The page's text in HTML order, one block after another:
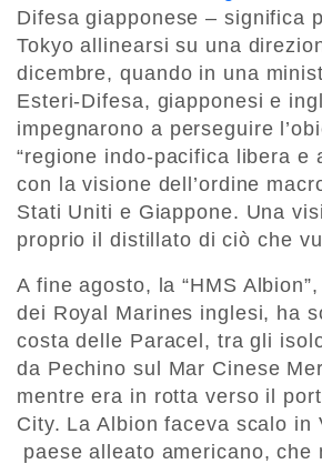
Difesa giapponese – significa
Tokyo allinearsi su una
dicembre, quando in una
Esteri-Difesa, giapponesi e
impegnarono a perseguire
“regione indo-pacifica libera e
con la visione dell’ordine
Stati Uniti e Giappone. Una
proprio il distillato di ciò che
A fine agosto, la “HMS
dei Royal Marines inglesi, ha
costa delle Paracel, tra gli
da Pechino sul Mar Cinese
mentre era in rotta verso il
City. La Albion faceva scalo in
paese alleato americano, che